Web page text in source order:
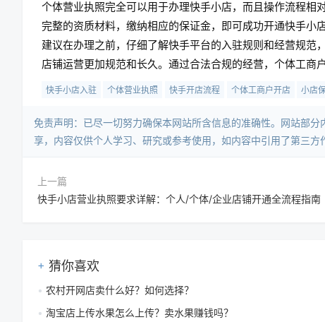
个体营业执照完全可以用于办理快手小店，而且操作流程相
完整的资质材料，缴纳相应的保证金，即可成功开通快手小
建议在办理之前，仔细了解快手平台的入驻规则和经营规
店铺运营更加规范和长久。通过合法合规的经营，个体工商
快手小店入驻 个体营业执照 快手开店流程 个体工商户开店 小店
免责声明：已尽一切努力确保本网站所含信息的准确性。网站部
享，内容仅供个人学习、研究或参考使用，如内容中引用了第三
上一篇
快手小店营业执照要求详解：个人/个体/企业店铺开通全流程指南
猜你喜欢
农村开网店卖什么好？如何选择？
淘宝店上传水果怎么上传？卖水果赚钱吗？